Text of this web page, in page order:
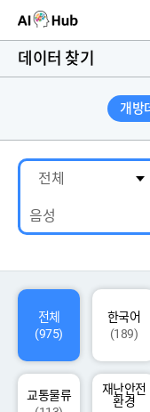
AI-Hub
AI 데이터찾기
AI 허브소개
AI 개발지원
고객지원
데이터 찾기
개방
전체
(975)
한국어
(189)
교통물류
재난안전
환경